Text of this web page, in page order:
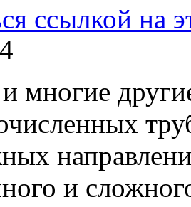
многие
и